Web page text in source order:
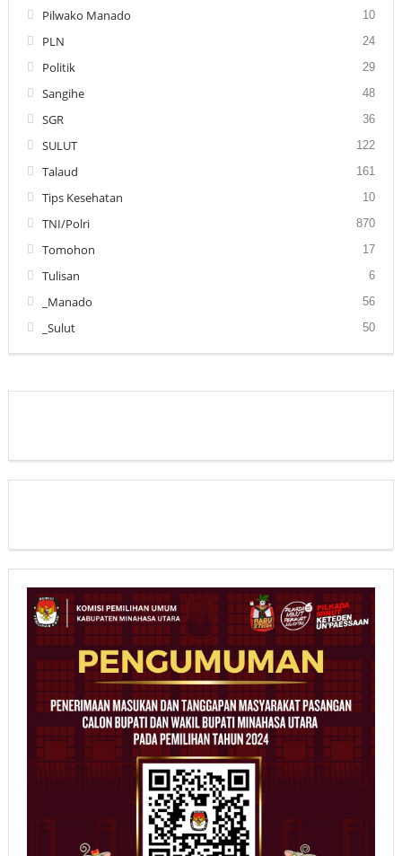
Pilwako Manado 10
PLN 24
Politik 29
Sangihe 48
SGR 36
SULUT 122
Talaud 161
Tips Kesehatan 10
TNI/Polri 870
Tomohon 17
Tulisan 6
_Manado 56
_Sulut 50